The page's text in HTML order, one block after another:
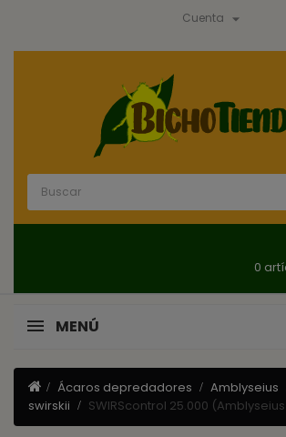
Cuenta 
0
MENÚ
Ácaros depredadores Amblyseius
swirskii
SWIRScontrol 25.000